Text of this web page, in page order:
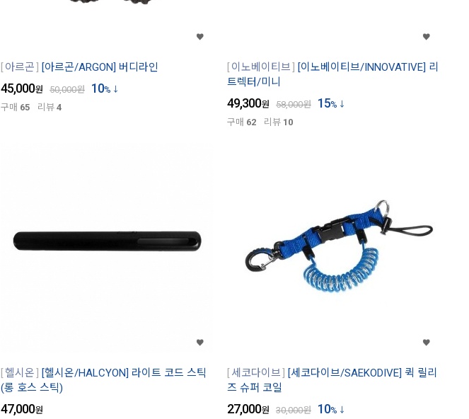
아르곤 [아르곤/ARGON] 버디라인
45,000원 50,000원 10%
구매 65 리뷰 4
이노베이티브
[이노베이티브/INNOVATIVE] 리
트렉터/미니
49,300원 58,000원 15%
구매 62 리뷰 10
헬시온
[헬시온/HALCYON] 라이트 코드 스틱
(롱 호스 스틱)
47,000원
세코다이브
[세코다이브/SAEKODIVE] 퀵 릴리
즈 슈퍼 코일
27,000원 30,000원 10%